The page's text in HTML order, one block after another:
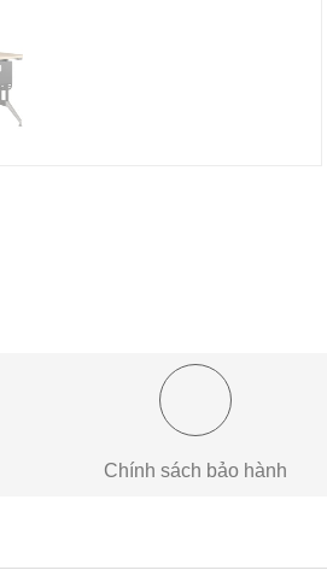
Chính sách bảo hành